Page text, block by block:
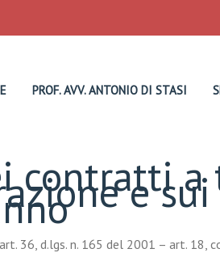
PROF. AVV. ANTONIO DI STASI
contratti a
e
36, d.lgs. n. 165 del 2001 – art. 18,